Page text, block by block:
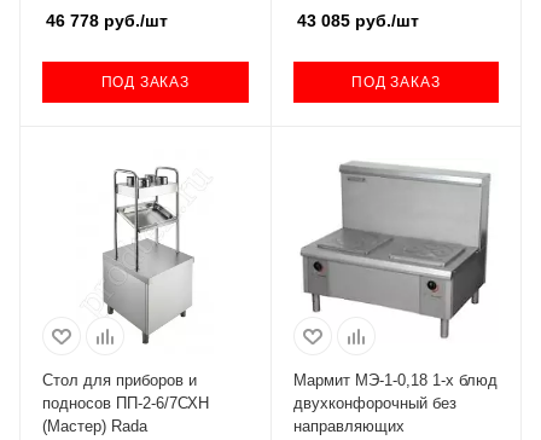
46 778 руб./шт
ПОД ЗАКАЗ
43 085руб./шт
ПОД ЗАКАЗ
Стол для приборов и
подносов ПП-2-6/7СХН
(Мастер) Rada
Мармит МЭ-1-0,18 1-х блюд
двухконфорочный без
направляющих